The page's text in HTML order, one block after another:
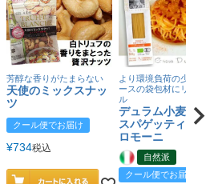
芳醇な香りがたまらない
天使のミックスナッ
ツ
クール便でお届け
¥734税込
より環境負荷の少ない紙
ースの袋包材にリニュー
ル
デュラム小麦 有
スパゲッティ／ジ
ロモーニ
自然派
クール便でお届け